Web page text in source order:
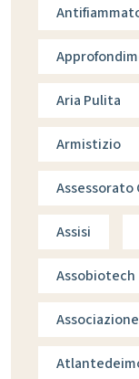
Aria Pulita
Armistizio
Assessorato
Assisi
Assobiotech